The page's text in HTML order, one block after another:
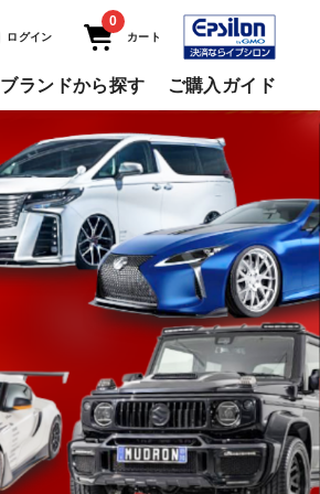
ログイン
0
カート
ブランドから探す ご購入ガイド